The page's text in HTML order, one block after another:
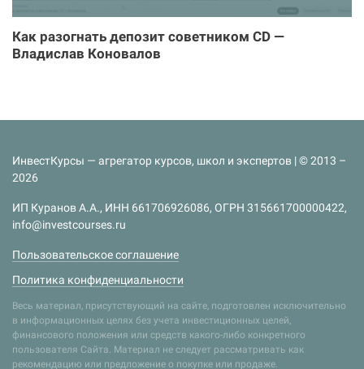
Как разогнать депозит советником CD —
Владислав Коновалов
ИнвестКурсы — агрегатор курсов, школ и экспертов | © 2013 –
2026
ИП Куранов А.А., ИНН 661706926086, ОГРН 315661700000422,
info@investcourses.ru
Пользовательское соглашение
Политика конфиденциальности
Весь материал, присутствующий на сайте, подготовлен исключительно
в информационных целях без учета инвестиционных целей,
финансового положения или средств какого-либо конкретного
пользователя Сайта. Материал не следует рассматривать как
рекомендацию или предложение о покупке или продаже.